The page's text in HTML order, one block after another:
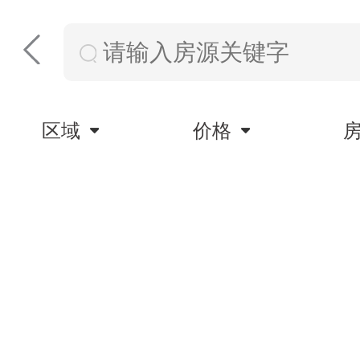
区域 价格